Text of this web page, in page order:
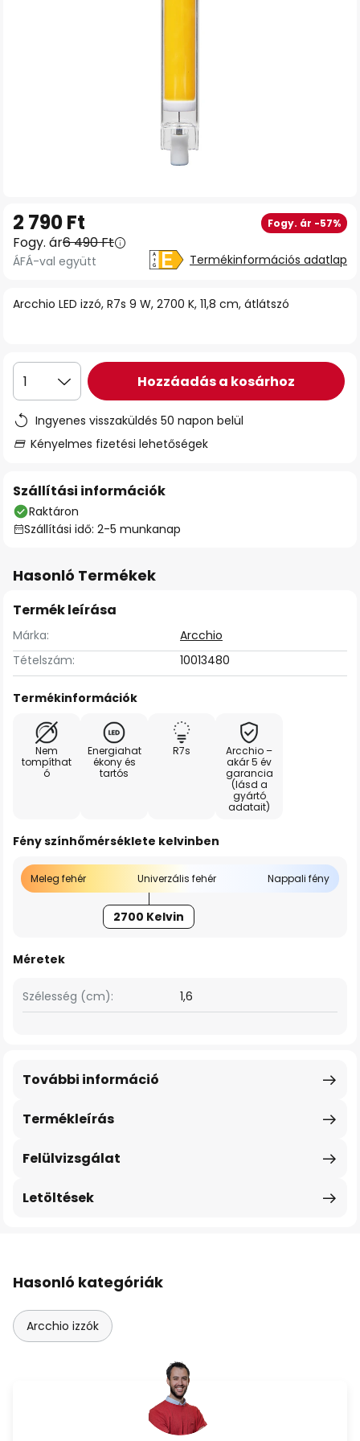
képgaléria
elejére
Arcchio LED izzó, R7s 9 W, 2700 K, 11,8 cm, átlátszó
2 790 Ft Fogy. ár -57%
Fogy. ár6 490 Ft
ÁFÁ-val együtt Termékinformációs adatlap
1 Hozzáadás a kosárhoz
Ingyenes visszaküldés 50 napon belül
Kényelmes fizetési lehetőségek
Szállítási információk
Raktáron
Szállítási idő: 2-5 munkanap
Hasonló Termékek
Termék leírása
Márka:
Arcchio
Tételszám:
10013480
Termékinformációk
Nem
tompíthat
ó
Energiahat
ékony és
tartós
R7s
Arcchio –
akár 5 év
garancia
(lásd a
gyártó
adatait)
Fény színhőmérséklete kelvinben
Meleg fehér Univerzális fehér Nappali fény
2700 Kelvin
Méretek
Szélesség (cm): 1,6
Termékleírás
További információ
Felülvizsgálat
Letöltések
Hasonló kategóriák
Arcchio izzók